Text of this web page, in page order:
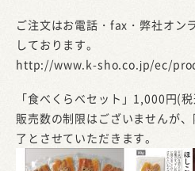
ご注文はお電話・fax・弊社オン
しております。
http://www.k-sho.co.jp/ec/
「食べくらべセット」1,000円(
販売数の制限はございませんが
了とさせていただきます。